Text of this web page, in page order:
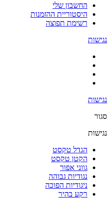
החשבון שלי
היסטוריית ההזמנות
רשימת תפוצה
נגישות
נגישות
סגור
נגישות
הגדל טקסט
הקטן טקסט
גווני אפור
נגודיות גבוהה
ניגודיות הפוכה
רקע בהיר